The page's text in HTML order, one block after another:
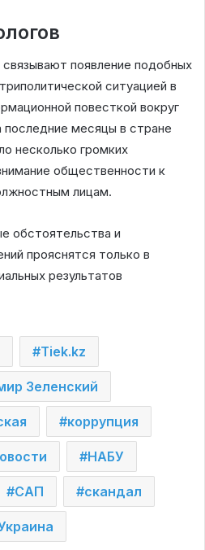
появление подобных
ситуацией в
повесткой вокруг
месяцы в стране
несколько громких
общественности к
лицам.
обстоятельства и
прояснятся только в
результатов
Tiek.kz
Зеленский
коррупция
НАБУ
САП скандал